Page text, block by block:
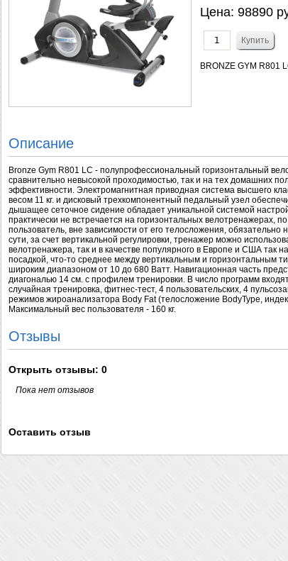
Цена: 98890
BRONZE GYM R801
Описание
Bronze Gym R801 LC - полупрофессиональный горизонтальный
сравнительно невысокой проходимостью, так и на тех домашних
эффективности. Электромагнитная приводная система высшего
весом 11 кг. и дисковый трехкомпонентный педальный узел
дышащее сеточное сидение обладает уникальной системой
практически не встречается на горизонтальных велотренажерах,
пользователь, вне зависимости от его телосложения,
сути, за счет вертикальной регулировки, тренажер можно
велотренажера, так и в качестве популярного в Европе и США так
посадкой, что-то среднее между вертикальным и горизонтальным
широким диапазоном от 10 до 680 Ватт. Навигационная часть
диагональю 14 см. с профилем тренировки. В число программ
случайная тренировка, фитнес-тест, 4 пользовательских, 4
режимов жироанализатора Body Fat (телосложение BodyType,
Максимальный вес пользователя - 160 кг.
Отзывы
Открыть отзывы: 0
Пока нет отзывов
Оставить отзыв